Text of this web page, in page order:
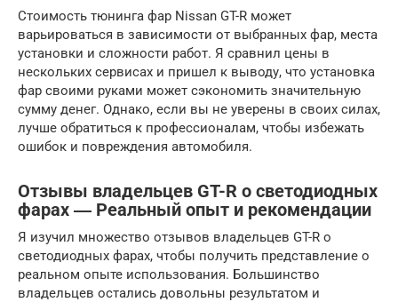
Стоимость тюнинга фар Nissan GT-R может
варьироваться в зависимости от выбранных фар, места
установки и сложности работ. Я сравнил цены в
нескольких сервисах и пришел к выводу, что установка
фар своими руками может сэкономить значительную
сумму денег. Однако, если вы не уверены в своих силах,
лучше обратиться к профессионалам, чтобы избежать
ошибок и повреждения автомобиля.
Отзывы владельцев GT-R о светодиодных
фарах ― Реальный опыт и рекомендации
Я изучил множество отзывов владельцев GT-R о
светодиодных фарах, чтобы получить представление о
реальном опыте использования. Большинство
владельцев остались довольны результатом и